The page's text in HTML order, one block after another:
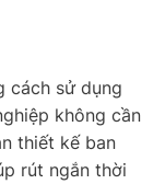
cách sử dụng
không cần
thiết kế ban
rút ngắn thời